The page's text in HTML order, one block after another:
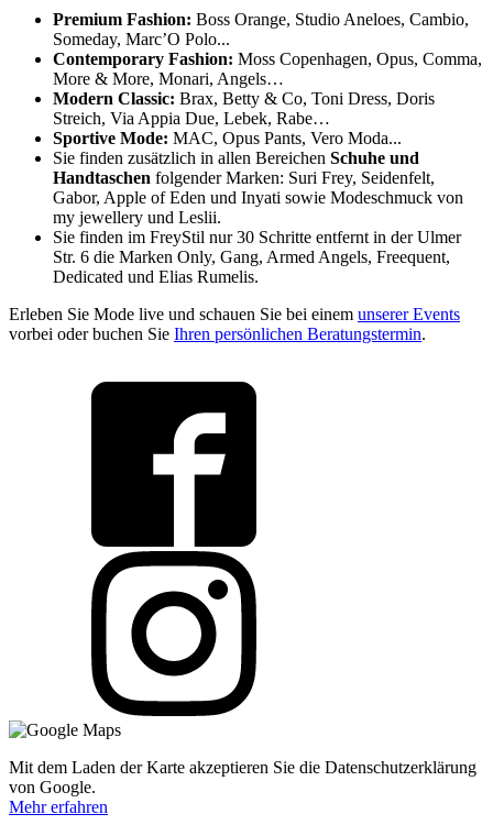
Premium Fashion: Boss Orange, Studio Aneloes, Cambio,
Someday, Marc’O Polo...
Contemporary Fashion: Moss Copenhagen, Opus, Comma,
More & More, Monari, Angels…
Modern Classic: Brax, Betty & Co, Toni Dress, Doris
Streich, Via Appia Due, Lebek, Rabe…
Sportive Mode: MAC, Opus Pants, Vero Moda...
Sie finden zusätzlich in allen Bereichen Schuhe und
Handtaschen folgender Marken: Suri Frey, Seidenfelt,
Gabor, Apple of Eden und Inyati sowie Modeschmuck von
my jewellery und Leslii.
Sie finden im FreyStil nur 30 Schritte entfernt in der Ulmer
Str. 6 die Marken Only, Gang, Armed Angels, Freequent,
Dedicated und Elias Rumelis.
Erleben Sie Mode live und schauen Sie bei einem unserer Events
vorbei oder buchen Sie Ihren persönlichen Beratungstermin.
Mit dem Laden der Karte akzeptieren Sie die Datenschutzerklärung
von Google.
Mehr erfahren